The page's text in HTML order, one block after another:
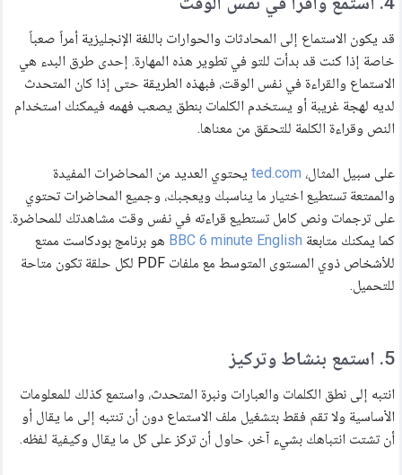
قد يكون الاستماع إلى المحادثات والحوارات باللغة الإنجليزية أمراً صعباً
خاصة إذا كنت قد بدأت للتو في تطوير هذه المهارة. إحدى طرق البدء هي
الاستماع والقراءة في نفس الوقت، فبهذه الطريقة حتى إذا كان المتحدث
لديه لهجة غريبة أو يستخدم الكلمات بنطق يصعب فهمه فيمكنك استخدام
النص وقراءة الكلمة للتحقق من معناها.
على سبيل المثال، ted.com يحتوي العديد من المحاضرات المفيدة
والممتعة تستطيع اختيار ما يناسبك ويعجبك، وجميع المحاضرات تحتوي
على ترجمات ونص كامل تستطيع قراءته في نفس وقت مشاهدتك للمحاضرة.
كما يمكنك متابعة BBC 6 minute English هو برنامج بودكاست ممتع
للأشخاص ذوي المستوى المتوسط مع ملفات PDF لكل حلقة تكون متاحة
للتحميل.
5. استمع بنشاط وتركيز
انتبه إلى نطق الكلمات والعبارات ونبرة المتحدث، واستمع كذلك للمعلومات
الأساسية ولا تقم فقط بتشغيل ملف الاستماع دون أن تنتبه إلى ما يقال أو
أن تشتت انتباهك بشيء آخر، حاول أن تركز على كل ما يقال وكيفية لفظه.